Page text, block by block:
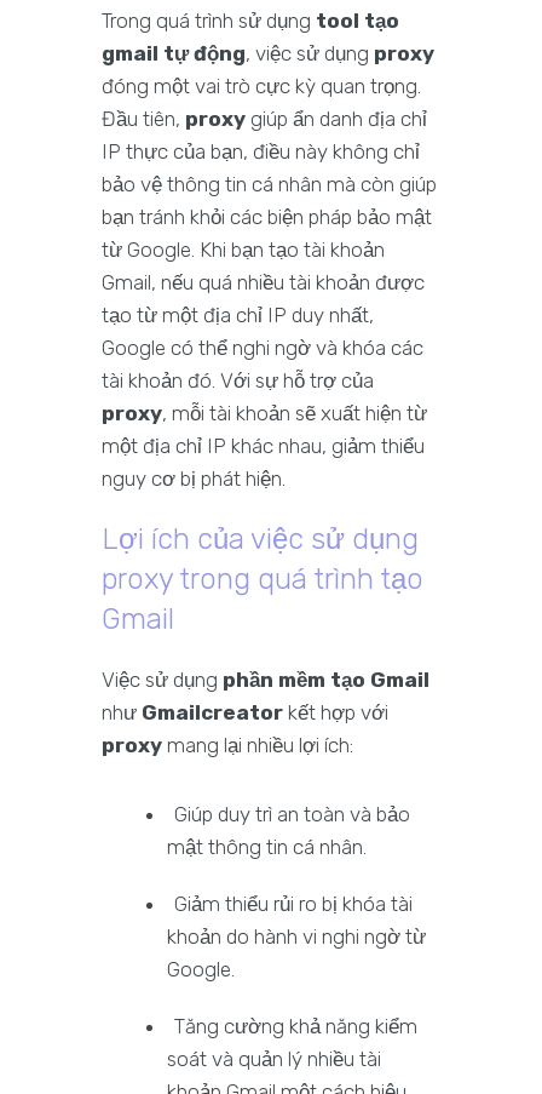
Trong quá trình sử dụng tool tạo
gmail tự động, việc sử dụng proxy
đóng một vai trò cực kỳ quan trọng.
Đầu tiên, proxy giúp ẩn danh địa chỉ
IP thực của bạn, điều này không chỉ
bảo vệ thông tin cá nhân mà còn giúp
bạn tránh khỏi các biện pháp bảo mật
từ Google. Khi bạn tạo tài khoản
Gmail, nếu quá nhiều tài khoản được
tạo từ một địa chỉ IP duy nhất,
Google có thể nghi ngờ và khóa các
tài khoản đó. Với sự hỗ trợ của
proxy, mỗi tài khoản sẽ xuất hiện từ
một địa chỉ IP khác nhau, giảm thiểu
nguy cơ bị phát hiện.
Lợi ích của việc sử dụng
proxy trong quá trình tạo
Gmail
Việc sử dụng phần mềm tạo Gmail
như Gmailcreator kết hợp với
proxy mang lại nhiều lợi ích:
Giúp duy trì an toàn và bảo
mật thông tin cá nhân.
Giảm thiểu rủi ro bị khóa tài
khoản do hành vi nghi ngờ từ
Google.
Tăng cường khả năng kiểm
soát và quản lý nhiều tài